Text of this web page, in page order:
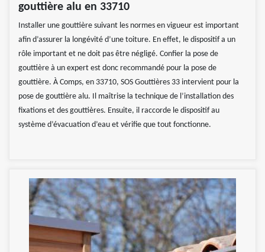
gouttière alu en 33710
Installer une gouttière suivant les normes en vigueur est important
afin d’assurer la longévité d’une toiture. En effet, le dispositif a un
rôle important et ne doit pas être négligé. Confier la pose de
gouttière à un expert est donc recommandé pour la pose de
gouttière. À Comps, en 33710, SOS Gouttières 33 intervient pour la
pose de gouttière alu. Il maîtrise la technique de l’installation des
fixations et des gouttières. Ensuite, il raccorde le dispositif au
système d’évacuation d’eau et vérifie que tout fonctionne.